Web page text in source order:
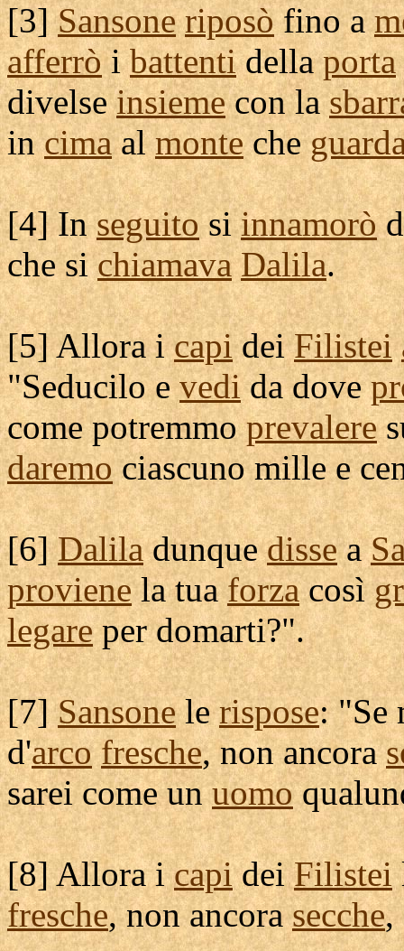
[3]Sansone riposòfino a
afferròibattentidellaporta
divelse insiemecon la
incimaalmonteche
[4] Inseguitosiinnamorò
che sichiamava Dalila.
[5] Allora icapideiFilistei
"Seduciloevedida dove
come potremmoprevalere
daremociascuno mille e
[6]Daliladunquedissea
provienela tuaforzacosì
legareperdomarti?".
[7]Sansonelerispose: "Se
d'arco fresche, non ancora
sarei come unuomo
[8] Allora icapideiFilistei
fresche, non ancorasecche,